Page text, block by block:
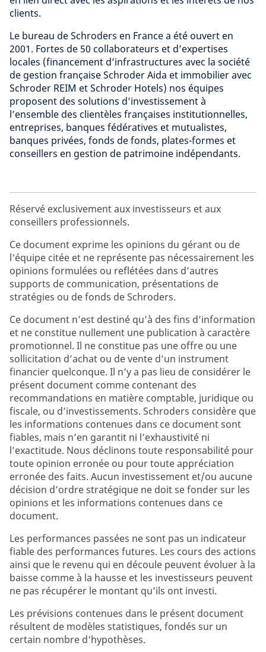
clients.
Le bureau de Schroders en France a été ouvert en
2001. Fortes de 50 collaborateurs et d’expertises
locales (financement d’infrastructures avec la société
de gestion française Schroder Aida et immobilier avec
Schroder REIM et Schroder Hotels) nos équipes
proposent des solutions d’investissement à
l’ensemble des clientèles françaises institutionnelles,
entreprises, banques fédératives et mutualistes,
banques privées, fonds de fonds, plates-formes et
conseillers en gestion de patrimoine indépendants.
Réservé exclusivement aux investisseurs et aux
conseillers professionnels.
Ce document exprime les opinions du gérant ou de
l'équipe citée et ne représente pas nécessairement les
opinions formulées ou reflétées dans d’autres
supports de communication, présentations de
stratégies ou de fonds de Schroders.
Ce document n’est destiné qu’à des fins d’information
et ne constitue nullement une publication à caractère
promotionnel. Il ne constitue pas une offre ou une
sollicitation d’achat ou de vente d’un instrument
financier quelconque. Il n’y a pas lieu de considérer le
présent document comme contenant des
recommandations en matière comptable, juridique ou
fiscale, ou d’investissements. Schroders considère que
les informations contenues dans ce document sont
fiables, mais n’en garantit ni l’exhaustivité ni
l’exactitude. Nous déclinons toute responsabilité pour
toute opinion erronée ou pour toute appréciation
erronée des faits. Aucun investissement et/ou aucune
décision d’ordre stratégique ne doit se fonder sur les
opinions et les informations contenues dans ce
document.
Les performances passées ne sont pas un indicateur
fiable des performances futures. Les cours des actions
ainsi que le revenu qui en découle peuvent évoluer à la
baisse comme à la hausse et les investisseurs peuvent
ne pas récupérer le montant qu’ils ont investi.
Les prévisions contenues dans le présent document
résultent de modèles statistiques, fondés sur un
certain nombre d'hypothèses.